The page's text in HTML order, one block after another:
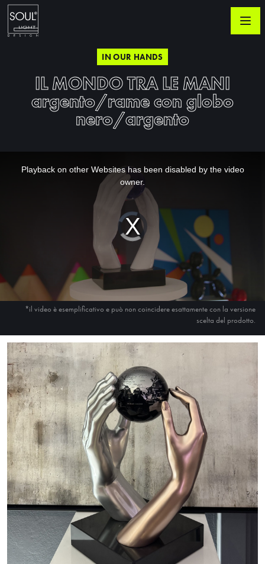
IN OUR HANDS
IL MONDO TRA LE MANI
argento/rame con globo
nero/argento
Video
Player
loading.
Playback on other Websites has been disabled by the video
owner.
*il video è esemplificativo e può non coincidere esattamente con la versione
scelta del prodotto.